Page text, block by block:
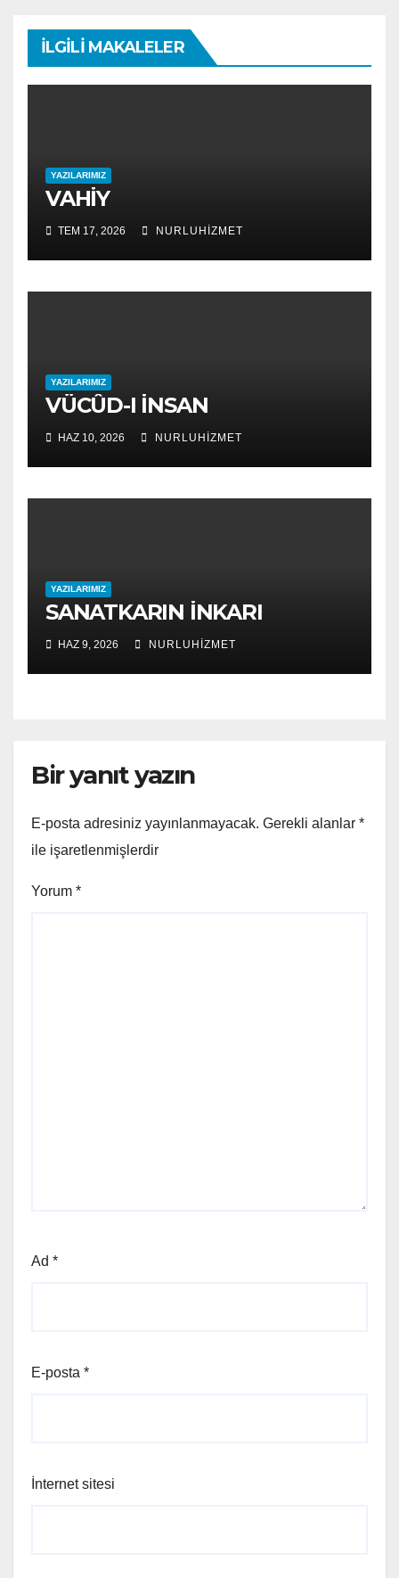
İLGILI MAKALELER
YAZILARIMIZ
VAHİY
TEM 17, 2026 NURLUHIZMET
YAZILARIMIZ
VÜCÛD-I İNSAN
HAZ 10, 2026 NURLUHIZMET
YAZILARIMIZ
SANATKARIN İNKARI
HAZ 9, 2026 NURLUHIZMET
Bir yanıt yazın
E-posta adresiniz yayınlanmayacak. Gerekli alanlar *
ile işaretlenmişlerdir
Yorum *
Ad *
E-posta *
İnternet sitesi